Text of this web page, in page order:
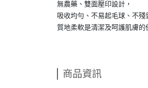
無農藥、雙面壓印設計，
吸收均勻、不易起毛球、不殘
質地柔軟是清潔及呵護肌膚的
商品資訊